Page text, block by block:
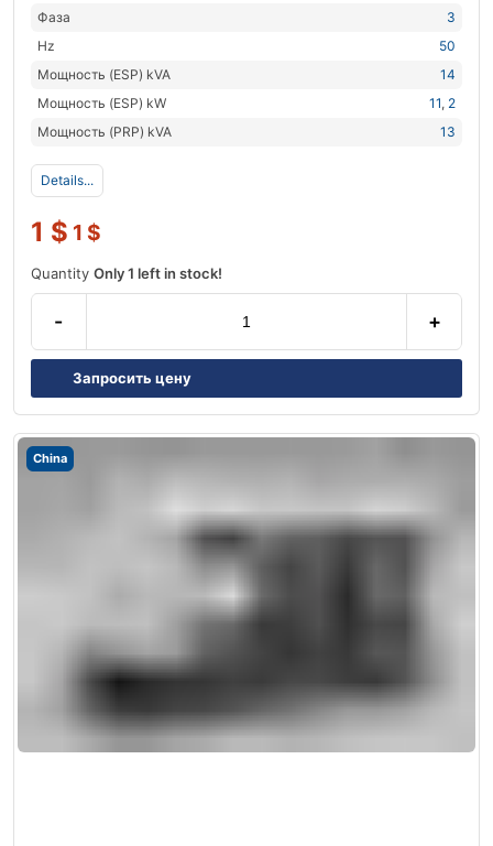
Фаза
3
Hz
50
Мощность (ESP) kVA
14
Мощность (ESP) kW
11, 2
Мощность (PRP) kVA
13
Details...
1 $ 1 $
Quantity Only 1 left in stock!
- +
Запросить цену
China